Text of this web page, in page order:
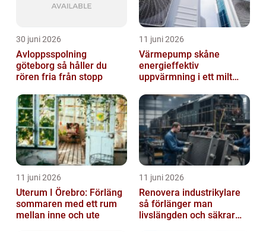
30 juni 2026
Avloppsspolning
göteborg så håller du
rören fria från stopp
11 juni 2026
Värmepump skåne
energieffektiv
uppvärmning i ett milt
11 juni 2026
Uterum I Örebro: Förläng
sommaren med ett rum
mellan inne och ute
11 juni 2026
Renovera industrikylare
så förlänger man
livslängden och säkrar